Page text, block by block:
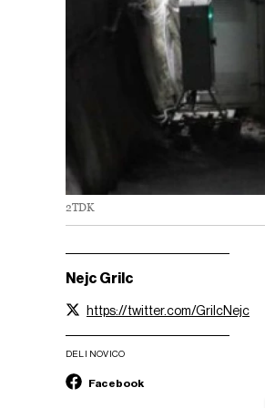
2TDK
Nejc Grilc
https://twitter.com/GrilcNejc
DELI NOVICO
Facebook